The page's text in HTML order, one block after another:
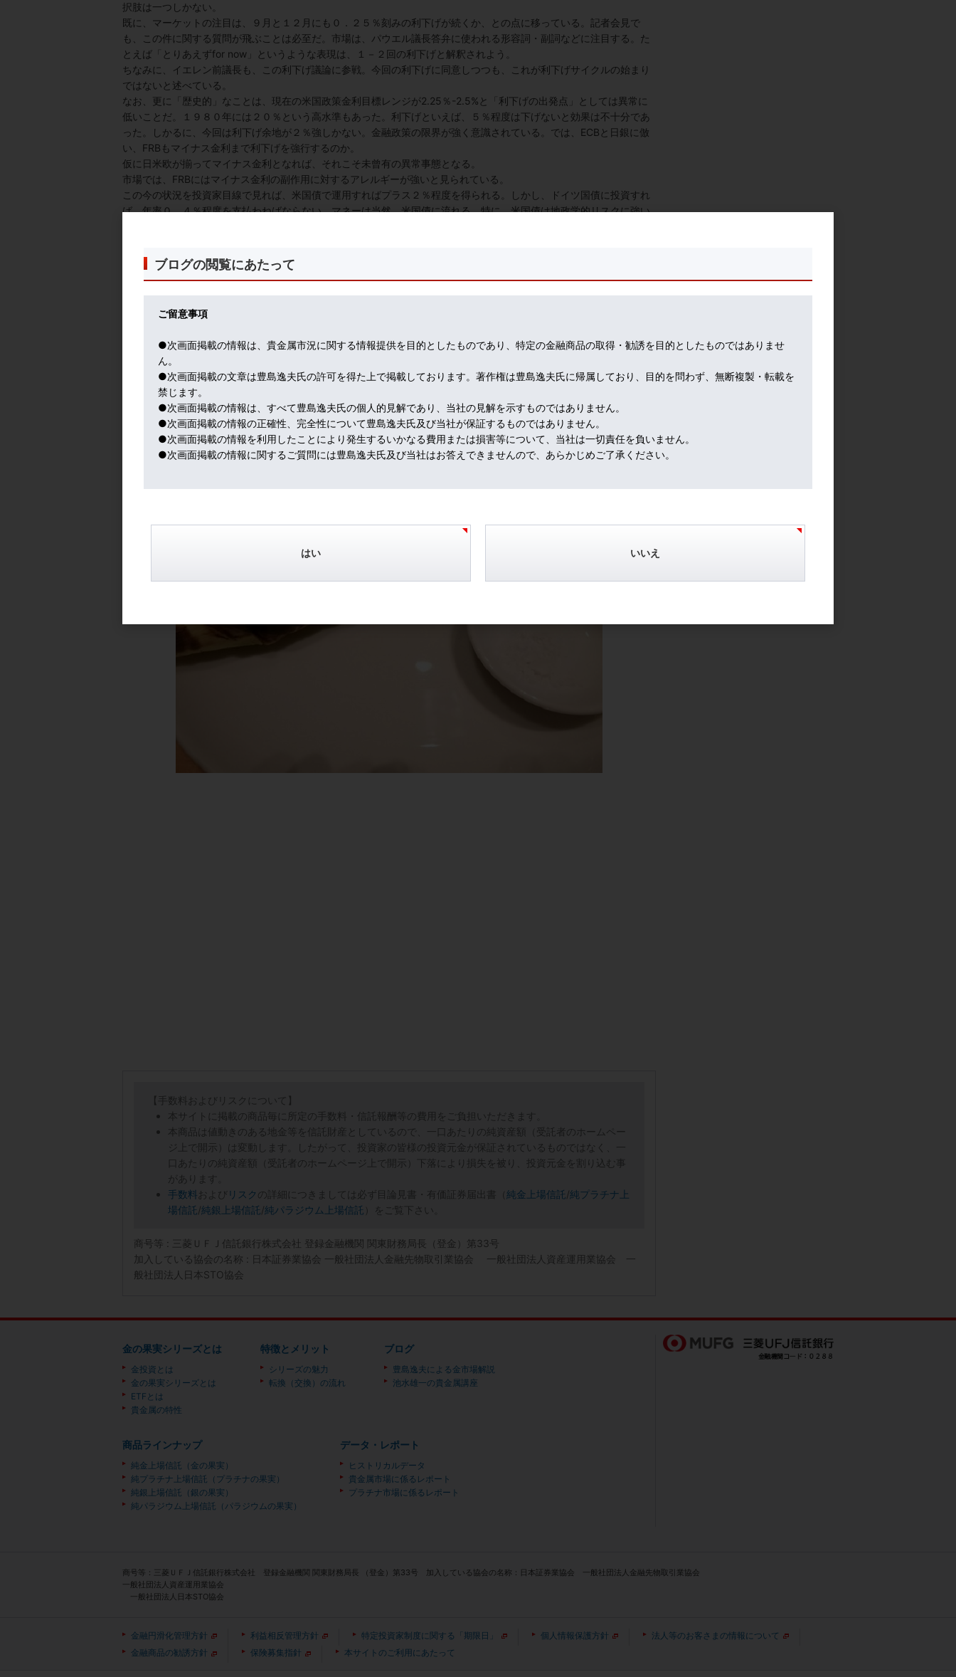
択肢は一つしかない。
既に、マーケットの注目は、９月と１２月にも０．２５％刻みの利下げが続くか、との点に移っている。記者会見で
も、この件に関する質問が飛ぶことは必至だ。市場は、パウエル議長答弁に使われる形容詞・副詞などに注目する。た
とえば「とりあえずfor now」というような表現は、１－２回の利下げと解釈されよう。
ちなみに、イエレン前議長も、この利下げ議論に参戦。今回の利下げに同意しつつも、これが利下げサイクルの始まり
ではないと述べている。
なお、更に「歴史的」なことは、現在の米国政策金利目標レンジが2.25％-2.5%と「利下げの出発点」としては異常に
低いことだ。１９８０年には２０％という高水準もあった。利下げといえば、５％程度は下げないと効果は不十分であ
った。しかるに、今回は利下げ余地が２％強しかない。金融政策の限界が強く意識されている。では、ECBと日銀に倣
い、FRBもマイナス金利まで利下げを強行するのか。
仮に日米欧が揃ってマイナス金利となれば、それこそ未曾有の異常事態となる。
市場では、FRBにはマイナス金利の副作用に対するアレルギーが強いと見られている。
この今の状況を投資家目線で見れば、米国債で運用すればプラス２％程度を得られる。しかし、ドイツ国債に投資すれ
ば、年率０．４％程度を支払わねばならない。マネーは当然、米国債に流れる。特に、米国債は地政学的リスクに強い
だ。既に、ドイツ、フランス、スイス国債などマイナス金利は拡大の一途である。あのギリシャ国債でさえ、利回りが
プラス２％まで低下している。
狙っている。
総じて、７月FOMCでの利下げ決定は、新興国を含む世界的金融緩和局面の到来を象徴する出来事といえよう。
さて、今日の写真は、新鮮なヤングコーン。シンプルに焼いて食するのだが、ヒゲの部分も美味。特に蒸し暑い季節に
は、癒し効果もあるね～～
とはいえ、８月１日の今年最大ともいわれるマーケットイベントを控え、アドレナリン全開(笑)ガッツリ肉食系になっ
てるよ～～
【手数料およびリスクについて】
本サイトに掲載の商品毎に所定の手数料・信託報酬等の費用をご負担いただきます。
本商品は値動きのある地金等を信託財産としているので、一口あたりの純資産額（受託者のホームペー
ジ上で開示）は変動します。したがって、投資家の皆様の投資元金が保証されているものではなく、一
口あたりの純資産額（受託者のホームページ上で開示）下落により損失を被り、投資元金を割り込む事
があります。
手数料 および リスク の詳細につきましては必ず目論見書・有価証券届出書（ 純金上場信託 /純プラチナ上
場信託 /純銀上場信託 /純パラジウム上場信託 ）をご覧下さい。
商号等 : 三菱ＵＦＪ信託銀行株式会社 登録金融機関 関東財務局長（登金）第33号
加入している協会の名称 : 日本証券業協会 一般社団法人金融先物取引業協会 一般社団法人資産運用業協会 一
般社団法人日本STO協会
ブログの閲覧にあたって
ご留意事項
●次画面掲載の情報は、貴金属市況に関する情報提供を目的としたものであり、特定の金融商品の取得・勧誘を目的としたものではありませ
ん。
●次画面掲載の文章は豊島逸夫氏の許可を得た上で掲載しております。著作権は豊島逸夫氏に帰属しており、目的を問わず、無断複製・転載を
禁じます。
●次画面掲載の情報は、すべて豊島逸夫氏の個人的見解であり、当社の見解を示すものではありません。
●次画面掲載の情報の正確性、完全性について豊島逸夫氏及び当社が保証するものではありません。
●次画面掲載の情報を利用したことにより発生するいかなる費用または損害等について、当社は一切責任を負いません。
●次画面掲載の情報に関するご質問には豊島逸夫氏及び当社はお答えできませんので、あらかじめご了承ください。
はい いいえ
金の果実シリーズとは
金投資とは
金の果実シリーズとは
ETFとは
貴金属の特性
特徴とメリット
シリーズの魅力
転換（交換）の流れ
ブログ
豊島逸夫による金市場解説
池水雄一の貴金属講座
商品ラインナップ
純金上場信託（金の果実）
純プラチナ上場信託（プラチナの果実）
純銀上場信託（銀の果実）
純パラジウム上場信託（パラジウムの果実）
データ・レポート
ヒストリカルデータ
貴金属市場に係るレポート
プラチナ市場に係るレポート
商号等：三菱ＵＦＪ信託銀行株式会社 登録金融機関 関東財務局長 （登金）第33号 加入している協会の名称：日本証券業協会 一般社団法人金融先物取引業協会
一般社団法人資産運用業協会
一般社団法人日本STO協会
金融円滑化管理方針 利益相反管理方針 特定投資家制度に関する「期限日」 個人情報保護方針
法人等のお客さまの情報について
金融商品の勧誘方針
保険募集指針 本サイトのご利用にあたって